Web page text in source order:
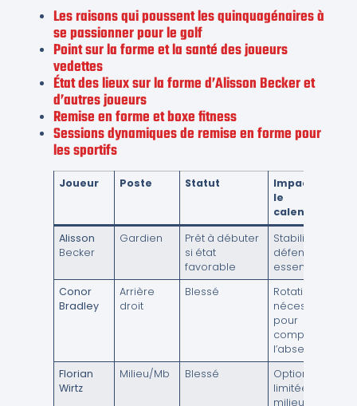
Les raisons qui poussent les quinquagénaires à
se passionner pour le golf
Point sur la forme et la santé des joueurs
vedettes
État des lieux sur la forme d’Alisson Becker et
d’autres joueurs
Remise en forme et boxe fitness
Sessions dynamiques de remise en forme pour
les sportifs
Joueur Poste Statut
Impact sur
le
calendrier
Alisson
Becker
Gardien
Prêt à débuter
si état
favorable
Stabilité
défensive
essentielle
Conor
Bradley
Arrière
droit
Blessé
Rotation
nécessaire
pour
compenser
l’absence
Florian
Wirtz
Milieu/Mb Blessé
Option
limitée en
milieu et